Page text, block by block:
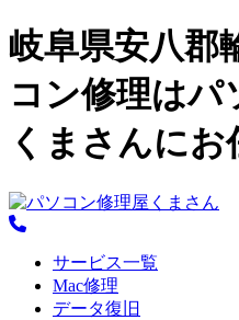
岐阜県安八郡
コン修理はパ
くまさんにお
サービス一覧
Mac修理
データ復旧